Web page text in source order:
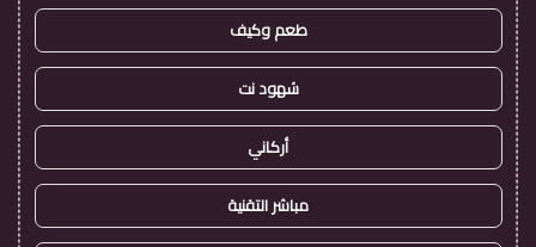
طعم وكيف
شهود نت
أركاني
مباشر التقنية